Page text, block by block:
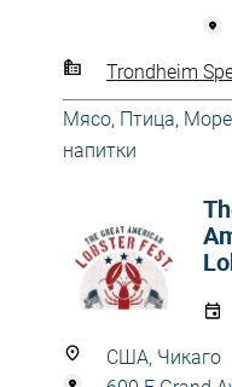
Trondheim
Мясо, Птица,
напитки
США, Чикаго